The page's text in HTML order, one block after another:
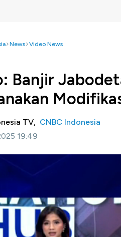
News Video News
Banjir
TV, CNBC Indonesia
19:49
Indonesia
- Wali Kota
dengan adanya efisiensi
tambahan anggaran dan
saksikan dialog Dina Gurning
Indonesia, Kamis (06/03/2025).